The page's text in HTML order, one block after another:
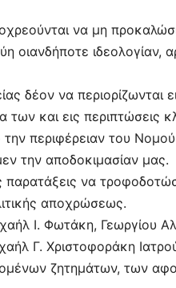
να μη
οιανδήποτε ιδεολογίαν,
δέον να
των και εις περιπτώσεις
περιφέρειαν του
την αποδοκιμασίαν μας.
παρατάξεις να
αποχρώσεως.
Ι. Φωτάκη, Γεωργίου
Γ. Χριστοφοράκη
ζητημάτων, των